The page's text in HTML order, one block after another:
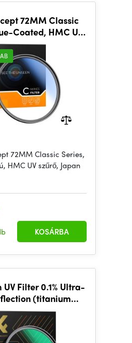
72MM Classic
Coated, HMC UV
Japan Optics
72MM Classic Series,
HMC UV szűrő, Japan
KOSÁRBA
UV Filter 0.1% Ultra-
(titanium
with 28 Multi-Layer
Nano-X Series